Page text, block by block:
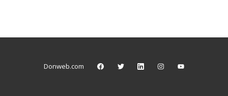
Donweb.com